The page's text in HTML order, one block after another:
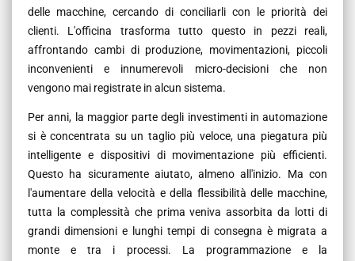
delle macchine, cercando di conciliarli con le priorità dei
clienti. L'officina trasforma tutto questo in pezzi reali,
affrontando cambi di produzione, movimentazioni, piccoli
inconvenienti e innumerevoli micro-decisioni che non
vengono mai registrate in alcun sistema.
Per anni, la maggior parte degli investimenti in automazione
si è concentrata su un taglio più veloce, una piegatura più
intelligente e dispositivi di movimentazione più efficienti.
Questo ha sicuramente aiutato, almeno all'inizio. Ma con
l'aumentare della velocità e della flessibilità delle macchine,
tutta la complessità che prima veniva assorbita da lotti di
grandi dimensioni e lunghi tempi di consegna è migrata a
monte e tra i processi. La programmazione e la